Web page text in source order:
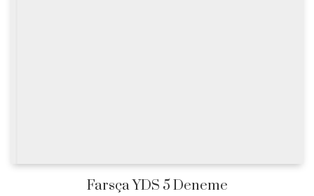
Farsça YDS 5 Deneme